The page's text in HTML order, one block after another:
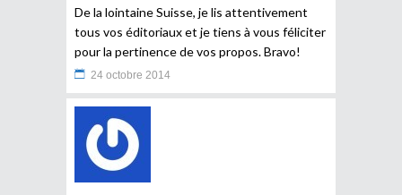
De la lointaine Suisse, je lis attentivement
tous vos éditoriaux et je tiens à vous féliciter
pour la pertinence de vos propos. Bravo!
24 octobre 2014